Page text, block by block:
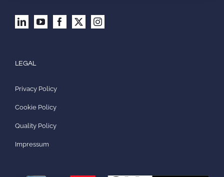
LEGAL
Privacy Policy
Cookie Policy
Quality Policy
Impressum